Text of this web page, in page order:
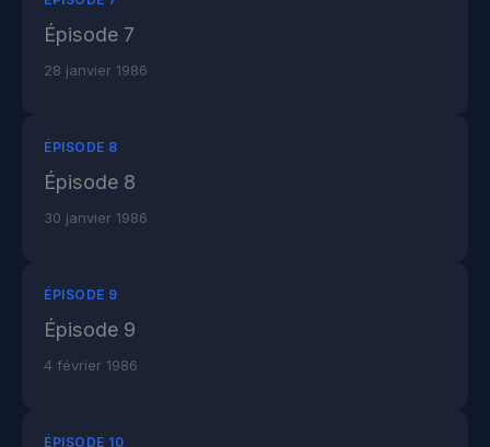
Épisode 7
28 janvier 1986
ÉPISODE 8
Épisode 8
30 janvier 1986
ÉPISODE 9
Épisode 9
4 février 1986
ÉPISODE 10